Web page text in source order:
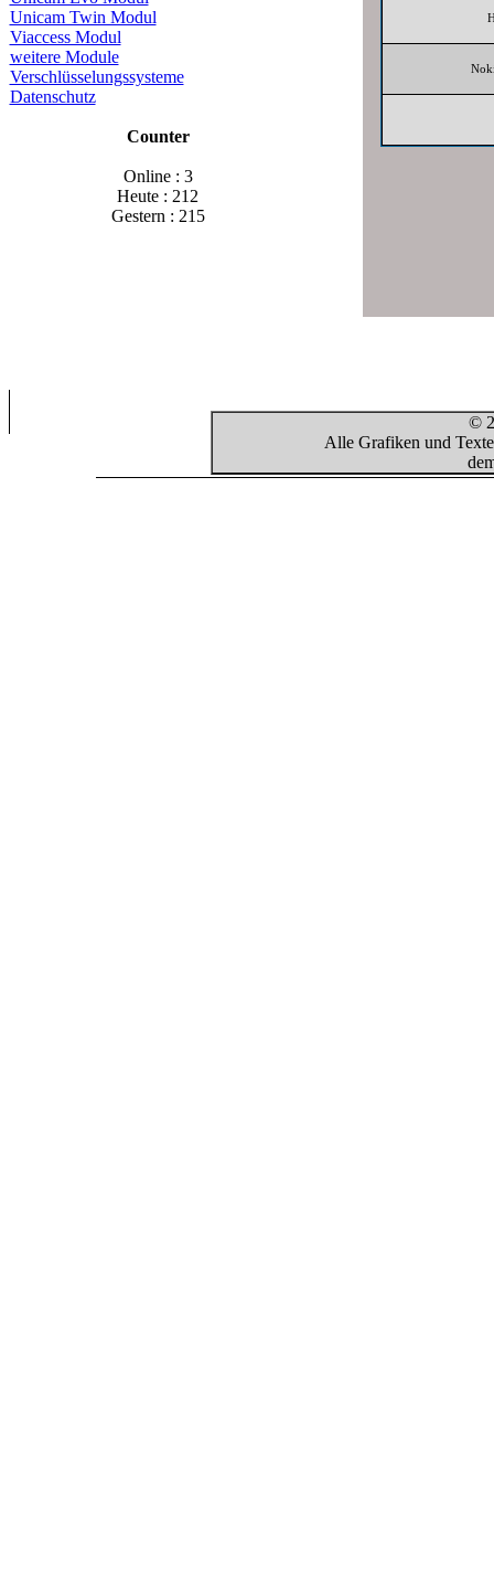
Unicam Twin Modul
Viaccess Modul
weitere Module
Verschlüsselungssysteme
Datenschutz
Counter
Online : 3
Heute : 212
Gestern : 215
©
Alle Grafiken und